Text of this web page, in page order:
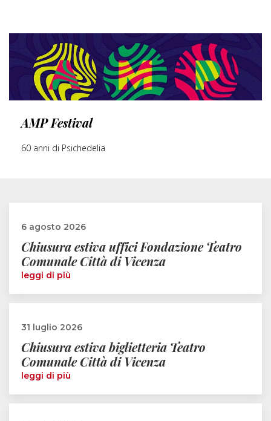
AMP Festival
60 anni di Psichedelia
SCOPRI DI PIÙ
6 agosto 2026
Chiusura estiva uffici Fondazione Teatro
Comunale Città di Vicenza
leggi di più
31 luglio 2026
Chiusura estiva biglietteria Teatro
Comunale Città di Vicenza
leggi di più